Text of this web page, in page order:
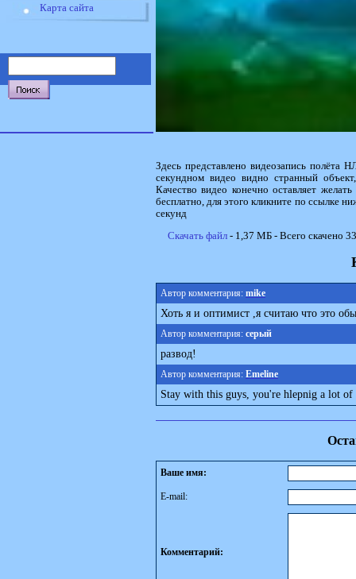
Карта сайта
Здесь представлено видеозапись полёта
секундном видео видно странный
Качество видео конечно оставляет
бесплатно, для этого кликните по ссылке
секунд
Скачать файл - 1,37 МБ - Всего скачено
Автор комментария: mike
Хоть я и оптимист ,я считаю что это
Автор комментария: серый
развод!
Автор комментария: Emeline
Stay with this guys, you're hlepnig a lot of
Ваше имя:
E-mail:
Комментарий: